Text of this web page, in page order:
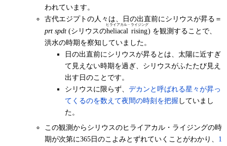
われています。
古代エジプトの人々は、日の出直前にシリウスが昇る＝
prt spdt (シリウスのheliacal rising
ヒライアカル・ライジング
) を観測することで、
洪水の時期を察知していました。
日の出直前にシリウスが昇るとは、太陽に近すぎ
て見えない時期を過ぎ、シリウスがふたたび見え
出す日のことです。
シリウスに限らず、 デカンと呼ばれる星々が昇っ
てくるのを数えて夜間の時刻を把握 していまし
た。
この観測からシリウスのヒライアカル・ライジングの時
期が次第に365日のこよみとずれていくことがわかり、 1